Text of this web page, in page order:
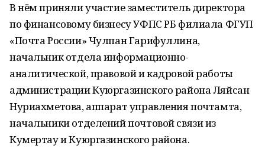
В нём приняли участие заместитель директора
по финансовому бизнесу УФПС РБ филиала ФГУП
«Почта России» Чулпан Гарифуллина,
начальник отдела информационно-
аналитической, правовой и кадровой работы
администрации Куюргазинского района Ляйсан
Нуриахметова, аппарат управления почтамта,
начальники отделений почтовой связи из
Кумертау и Куюргазинского района.